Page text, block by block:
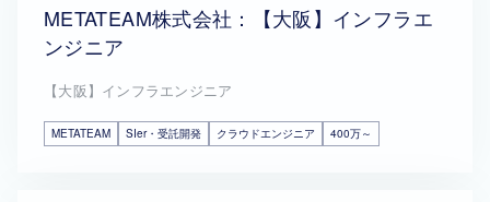
METATEAM株式会社：【大阪】インフラエ
ンジニア
【大阪】インフラエンジニア
METATEAM SIer・受託開発 クラウドエンジニア 400万～